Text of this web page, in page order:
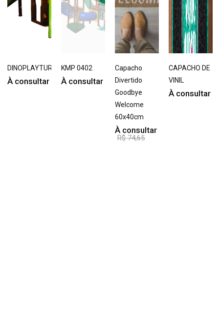
DINOPLAYTURBO
À consultar
KMP 0402
À consultar
Capacho
Divertido
Goodbye
Welcome
60x40cm
À consultar
R$ 74,65
CAPACHO DE
VINIL
À consultar